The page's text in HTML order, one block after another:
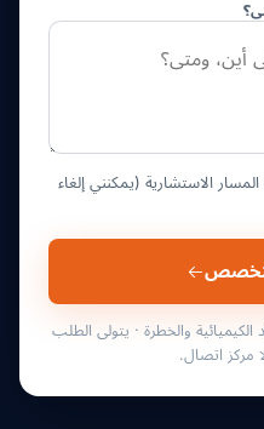
الاستشارية (يمكنني إلغاء
والخطرة · يتولى الطلب
مركز اتصال.